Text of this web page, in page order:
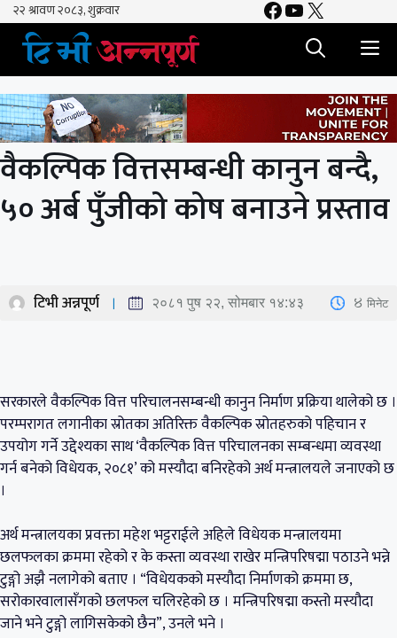
Skip
content
Facebook
YouTube
X
वैकल्पिक वित्तसम्बन्धी कानुन बन्दै,
५० अर्ब पुँजीको कोष बनाउने प्रस्ताव
टिभी अन्नपूर्ण २०८१ पुष २२, सोमबार १४:४३ 4 मिनेट
सरकारले वैकल्पिक वित्त परिचालनसम्बन्धी कानुन निर्माण प्रक्रिया थालेको छ ।
परम्परागत लगानीका स्रोतका अतिरिक्त वैकल्पिक स्रोतहरुको पहिचान र
उपयोग गर्ने उद्देश्यका साथ ‘वैकल्पिक वित्त परिचालनका सम्बन्धमा व्यवस्था
गर्न बनेको विधेयक, २०८१’ को मस्यौदा बनिरहेको अर्थ मन्त्रालयले जनाएको छ
।
अर्थ मन्त्रालयका प्रवक्ता महेश भट्टराईले अहिले विधेयक मन्त्रालयमा
छलफलका क्रममा रहेको र के कस्ता व्यवस्था राखेर मन्त्रिपरिषद्मा पठाउने भन्ने
टुङ्गो अझै नलागेको बताए । “विधेयकको मस्यौदा निर्माणको क्रममा छ,
सरोकारवालासँगको छलफल चलिरहेको छ । मन्त्रिपरिषद्मा कस्तो मस्यौदा
जाने भने टुङ्गो लागिसकेको छैन”, उनले भने ।